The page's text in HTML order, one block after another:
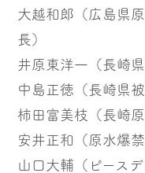
大越和郎（広島県
長）
井原東洋一（長崎
中島正徳（長崎県
柿田富美枝（長崎
安井正和（原水爆
山口大輔（ピースデ